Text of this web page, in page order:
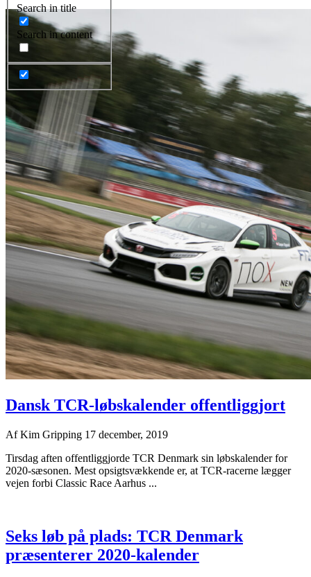
Search in title
Search in content
Dansk TCR-løbskalender offentliggjort
AfKim Gripping 17 december, 2019
Tirsdag aften offentliggjorde TCR Denmark sin løbskalender for
2020-sæsonen. Mest opsigtsvækkende er, at TCR-racerne lægger
vejen forbi Classic Race Aarhus ...
Seks løb på plads: TCR Denmark
præsenterer 2020-kalender